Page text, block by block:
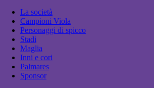
La società
Campioni Viola
Personaggi di spicco
Stadi
Maglia
Inni e cori
Palmares
Sponsor